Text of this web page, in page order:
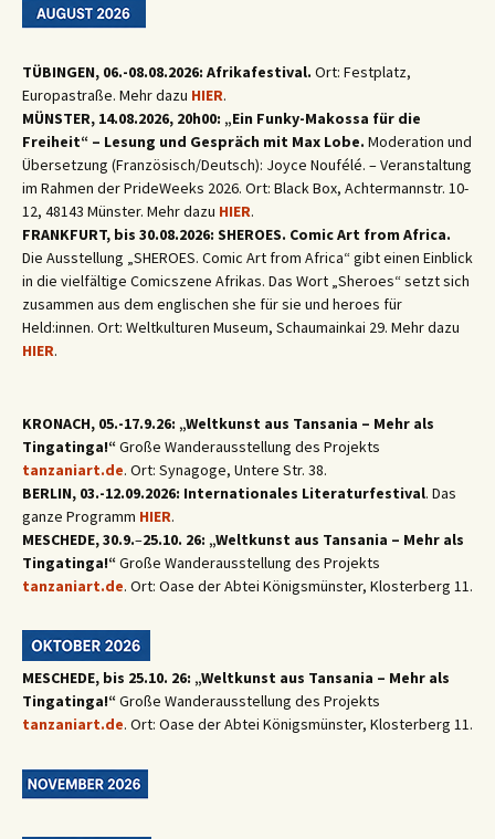
TÜBINGEN, 06.-08.08.2026: Afrikafestival. Ort: Festplatz,
Europastraße. Mehr dazu HIER.
MÜNSTER, 14.08.2026, 20h00: „Ein Funky-Makossa für die
Freiheit“ – Lesung und Gespräch mit Max Lobe. Moderation und
Übersetzung (Französisch/Deutsch): Joyce Noufélé. – Veranstaltung
im Rahmen der PrideWeeks 2026. Ort: Black Box, Achtermannstr. 10-
12, 48143 Münster. Mehr dazu HIER.
FRANKFURT, bis 30.08.2026: SHEROES. Comic Art from Africa.
Die Ausstellung „SHEROES. Comic Art from Africa“ gibt einen Einblick
in die vielfältige Comicszene Afrikas. Das Wort „Sheroes“ setzt sich
zusammen aus dem englischen she für sie und heroes für
Held:innen. Ort: Weltkulturen Museum, Schaumainkai 29. Mehr dazu
HIER.
KRONACH, 05.-17.9.26: „Weltkunst aus Tansania – Mehr als
Tingatinga!“Große Wanderausstellung des Projekts
tanzaniart.de. Ort: Synagoge, Untere Str. 38.
BERLIN, 03.-12.09.2026: Internationales Literaturfestival. Das
ganze Programm HIER.
MESCHEDE, 30.9.–25.10. 26: „Weltkunst aus Tansania – Mehr als
Tingatinga!“Große Wanderausstellung des Projekts
tanzaniart.de. Ort: Oase der Abtei Königsmünster, Klosterberg 11.
MESCHEDE, bis 25.10. 26: „Weltkunst aus Tansania – Mehr als
Tingatinga!“Große Wanderausstellung des Projekts
tanzaniart.de. Ort: Oase der Abtei Königsmünster, Klosterberg 11.